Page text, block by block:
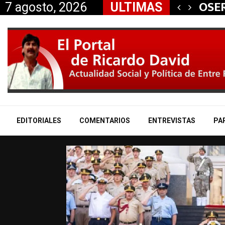
7 agosto, 2026 ULTIMAS
aliados a la…
EDITORIALES COMENTARIOS ENTREVISTAS